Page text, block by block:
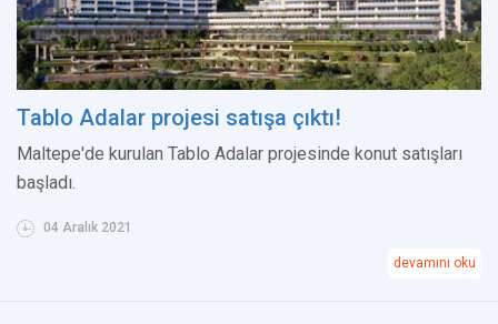
Tablo Adalar projesi satışa çıktı!
Maltepe'de kurulan Tablo Adalar projesinde konut satışları
başladı.
04 Aralık 2021
devamını oku